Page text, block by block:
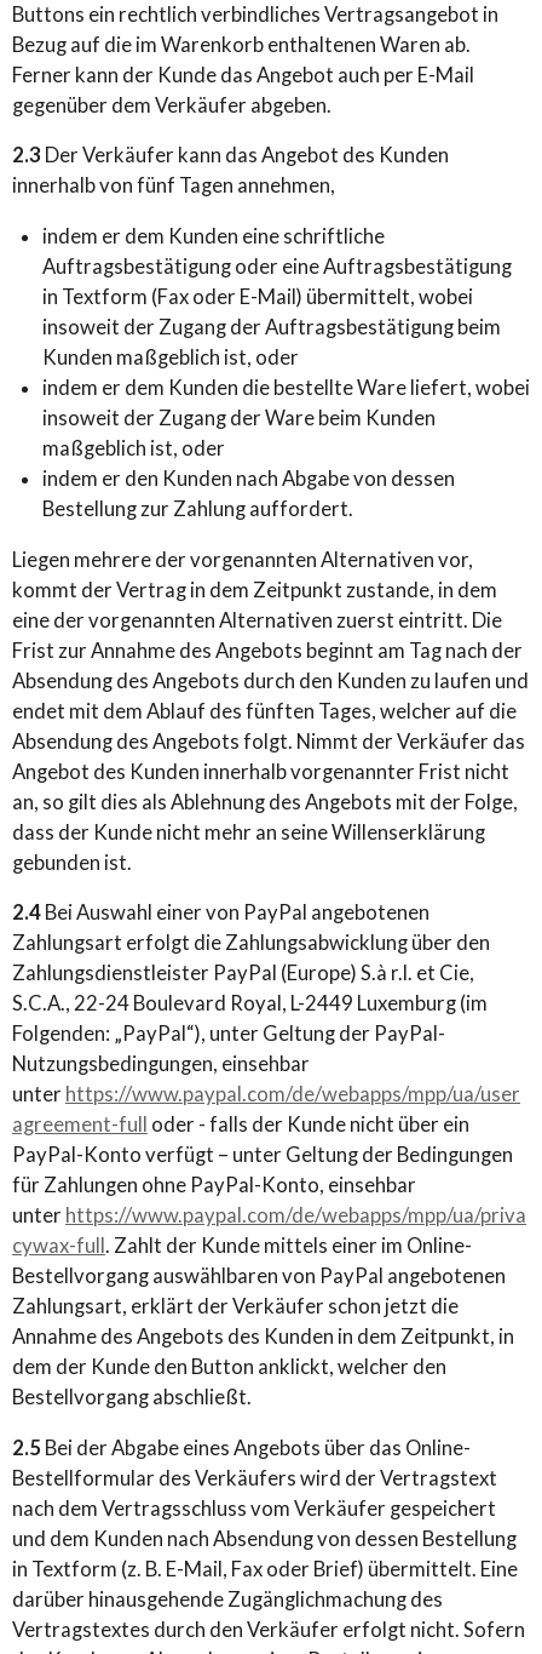
Buttons ein rechtlich verbindliches Vertragsangebot in
Bezug auf die im Warenkorb enthaltenen Waren ab.
Ferner kann der Kunde das Angebot auch per E-Mail
gegenüber dem Verkäufer abgeben.
2.3 Der Verkäufer kann das Angebot des Kunden
innerhalb von fünf Tagen annehmen,
indem er dem Kunden eine schriftliche
Auftragsbestätigung oder eine Auftragsbestätigung
in Textform (Fax oder E-Mail) übermittelt, wobei
insoweit der Zugang der Auftragsbestätigung beim
Kunden maßgeblich ist, oder
indem er dem Kunden die bestellte Ware liefert, wobei
insoweit der Zugang der Ware beim Kunden
maßgeblich ist, oder
indem er den Kunden nach Abgabe von dessen
Bestellung zur Zahlung auffordert.
Liegen mehrere der vorgenannten Alternativen vor,
kommt der Vertrag in dem Zeitpunkt zustande, in dem
eine der vorgenannten Alternativen zuerst eintritt. Die
Frist zur Annahme des Angebots beginnt am Tag nach der
Absendung des Angebots durch den Kunden zu laufen und
endet mit dem Ablauf des fünften Tages, welcher auf die
Absendung des Angebots folgt. Nimmt der Verkäufer das
Angebot des Kunden innerhalb vorgenannter Frist nicht
an, so gilt dies als Ablehnung des Angebots mit der Folge,
dass der Kunde nicht mehr an seine Willenserklärung
gebunden ist.
2.4 Bei Auswahl einer von PayPal angebotenen
Zahlungsart erfolgt die Zahlungsabwicklung über den
Zahlungsdienstleister PayPal (Europe) S.à r.l. et Cie,
S.C.A., 22-24 Boulevard Royal, L-2449 Luxemburg (im
Folgenden: „PayPal“), unter Geltung der PayPal-
Nutzungsbedingungen, einsehbar
unter https://www.paypal.com/de/webapps/mpp/ua/user
agreement-full
oder - falls der Kunde nicht über ein
PayPal-Konto verfügt – unter Geltung der Bedingungen
für Zahlungen ohne PayPal-Konto, einsehbar
unter https://www.paypal.com/de/webapps/mpp/ua/priva
cywax-full . Zahlt der Kunde mittels einer im Online-
Bestellvorgang auswählbaren von PayPal angebotenen
Zahlungsart, erklärt der Verkäufer schon jetzt die
Annahme des Angebots des Kunden in dem Zeitpunkt, in
dem der Kunde den Button anklickt, welcher den
Bestellvorgang abschließt.
2.5 Bei der Abgabe eines Angebots über das Online-
Bestellformular des Verkäufers wird der Vertragstext
nach dem Vertragsschluss vom Verkäufer gespeichert
und dem Kunden nach Absendung von dessen Bestellung
in Textform (z. B. E-Mail, Fax oder Brief) übermittelt. Eine
darüber hinausgehende Zugänglichmachung des
Vertragstextes durch den Verkäufer erfolgt nicht. Sofern